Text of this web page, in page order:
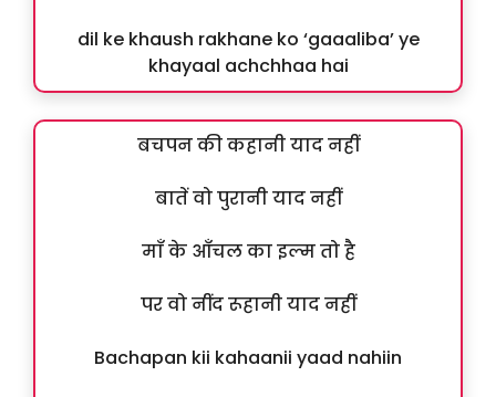
dil ke khaush rakhane ko ‘gaaaliba’ ye
khayaal achchhaa hai
बचपन की कहानी याद नहीं
बातें वो पुरानी याद नहीं
माँ के आँचल का इल्म तो है
पर वो नींद रूहानी याद नहीं
Bachapan kii kahaanii yaad nahiin